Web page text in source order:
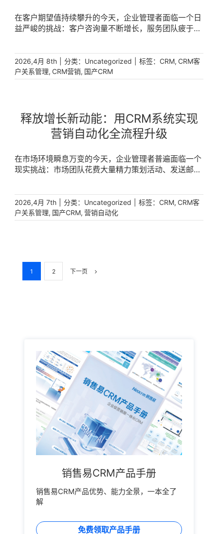
在客户期望值持续攀升的今天，企业管理者面临一个日
益严峻的挑战：客户咨询量不断增长，服务团队疲于应
影响了客户体验和品牌口碑。破解这一困局的关键，在
于将服务智能体深度融入CRM系统。服务智能体并非简
单的自动化工具，而是一种具备理解、判断与执行能力
2026,4月 8th 分类： Uncategorized 标签： CRM, CRM客
户关系管理, CRM营销, 国产CRM
释放增长新动能：用CRM系统实现
营销自动化全流程升级
在市场环境瞬息万变的今天，企业管理者普遍面临一个
现实挑战：市场团队花费大量精力策划活动、发送邮
同渠道留下痕迹，却无法被及时识别和有效触达。这种
低效运转的背后，核心问题在于缺少一套能够将重复工
作自动化的工具。当企业将营销自动化融入CRM系统，
2026,4月 7th 分类： Uncategorized 标签： CRM, CRM客
户关系管理, 国产CRM, 营销自动化
1 2 下一页
销售易CRM产品手册
销售易CRM产品优势、能力全景，一本全了
解
免费领取产品手册